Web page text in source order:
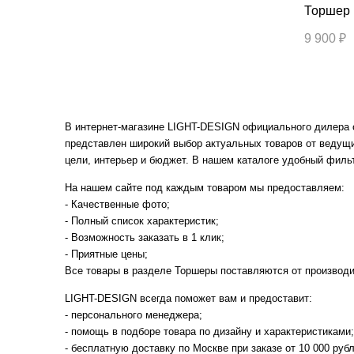
9 900 ₽
В интернет-магазине LIGHT-DESIGN официального
представлен широкий выбор актуальных товаров от
цели, интерьер и бюджет. В нашем каталоге удобный
На нашем сайте под каждым товаром мы предоставляем:
- Качественные фото;
- Полный список характеристик;
- Возможность заказать в 1 клик;
- Приятные цены;
Все товары в разделе Торшеры поставляются от
LIGHT-DESIGN всегда поможет вам и предоставит:
- персонального менеджера;
- помощь в подборе товара по дизайну и характеристиками;
- бесплатную доставку по Москве при заказе от 10 000